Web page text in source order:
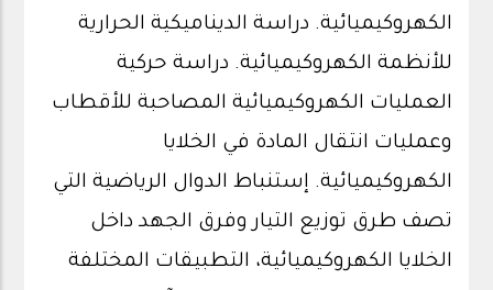
الكهروكيميائية. دراسة الديناميكية الحرارية
للأنظمة الكهروكيميائية. دراسة حركية
العمليات الكهروكيميائية المصاحبة للأقطاب
وعمليات انتقال المادة في الخلايا
الكهروكيميائية. إستنباط الدوال الرياضية التي
تصف طرق توزيع التيار وفرق الجهد داخل
الخلايا الكهروكيميائية، التطبيقات المختلفة